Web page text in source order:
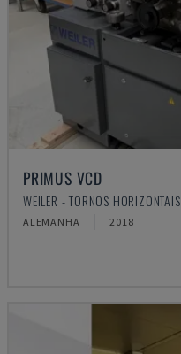
PRIMUS VCD
WEILER - TORNOS HORIZONTAIS
ALEMANHA 2018